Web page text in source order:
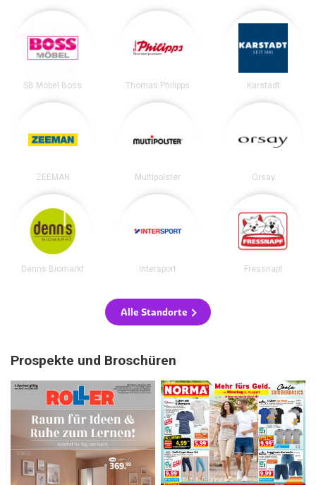
SB Möbel Boss Thomas Philipps Karstadt
ZEEMAN Multipolster Orsay
Denns Biomarkt Intersport Fressnapf
Alle Standorte
Prospekte und Broschüren